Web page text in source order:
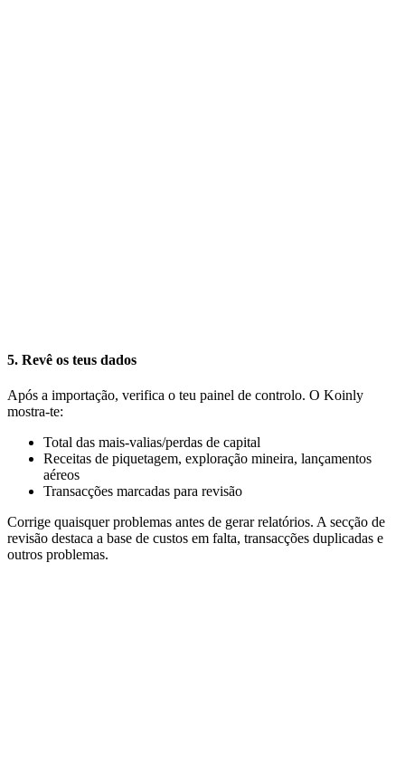
5. Revê os teus dados
Após a importação, verifica o teu painel de controlo. O Koinly
mostra-te:
Total das mais-valias/perdas de capital
Receitas de piquetagem, exploração mineira, lançamentos
aéreos
Transacções marcadas para revisão
Corrige quaisquer problemas antes de gerar relatórios. A secção de
revisão destaca a base de custos em falta, transacções duplicadas e
outros problemas.